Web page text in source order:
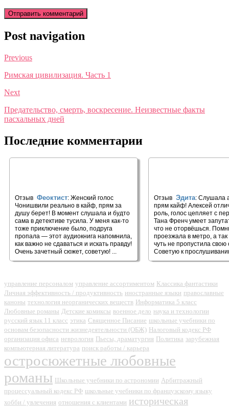
Post navigation
Previous
Римская цивилизация. Часть 1
Next
Предательство, смерть, воскресение. Неизвестные факты
пасхальных дней
Последние комментарии
Отзыв Феоктист: Женский голос
Чонишвили реально в кайф, прям за
душу берет! В момент слушала и будто
сама в детективе тусила. У меня как-то
тоже приключение было, подруга
пропала — этот аудиокнига напомнила,
как важно не сдаваться и искать правду!
Очень зачетный сюжет, советую! ...
Отзыв Эдита: Слушала
прям кайф! Алексей
роль, голос цепляет с
Тана Френч умеет
что не оторвёшься.
проезжала в метро, а так
чуть не пропустила свою
Советую к
управление персоналом управление ассортиментом Классика фантастики
Личная эффективность / продуктивность иностранные языки православные
каноны технология неорганических веществ Информатика 5 класс
Любовные романы Детские комиксы военное дело наука и технологии
русский язык 11 класс этика Священное Писание школьные учебники по
основам безопасности жизнедеятельности (ОБЖ) Налоговый кодекс РФ
организация офиса неврология Пьесы, драматургия Политика зарубежная
компьютерная литература поиск работы / карьера
остросюжетные любовные
романы Школьные учебники по астрономии Арбитражный
процессуальный кодекс РФ школьные учебники по французскому языку
хобби / увлечения отношения с клиентами историческая